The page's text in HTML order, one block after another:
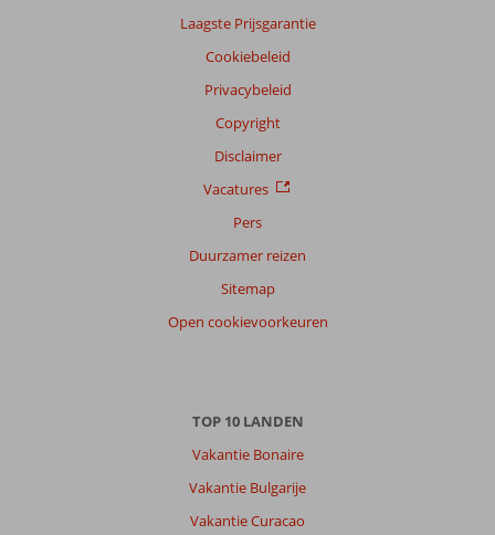
Laagste Prijsgarantie
Cookiebeleid
Privacybeleid
Copyright
Disclaimer
Vacatures
Pers
Duurzamer reizen
Sitemap
Open cookievoorkeuren
TOP 10 LANDEN
Vakantie Bonaire
Vakantie Bulgarije
Vakantie Curacao